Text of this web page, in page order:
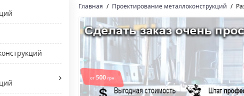
Главная Проектирование металлоконструкций